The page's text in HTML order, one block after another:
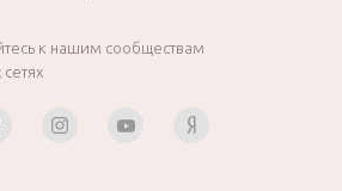
к нашим сообществам